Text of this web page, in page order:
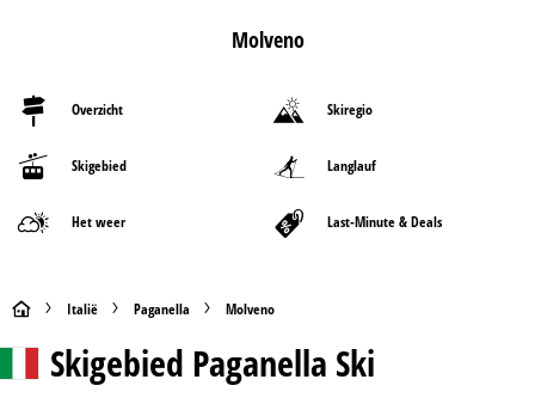
Molveno
Overzicht Skiregio
Skigebied Langlauf
Het weer Last-Minute & Deals
S Italië Paganella Molveno
Skigebied Paganella Ski